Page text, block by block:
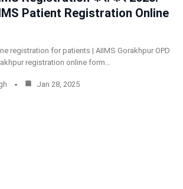
Patient Registration Online
registration for patients | AIIMS Gorakhpur OPD
registration online form…
Jan 28, 2025